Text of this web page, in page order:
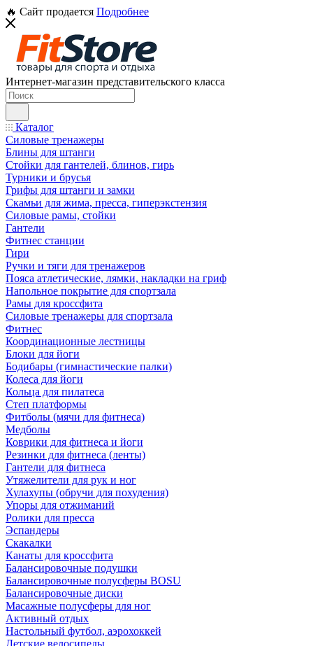
🔥 Сайт продается Подробнее
Интернет-магазин представительского класса
Каталог
Силовые тренажеры
Блины для штанги
Стойки для гантелей, блинов, гирь
Турники и брусья
Грифы для штанги и замки
Скамьи для жима, пресса, гиперэкстензия
Силовые рамы, стойки
Гантели
Фитнес станции
Гири
Ручки и тяги для тренажеров
Пояса атлетические, лямки, накладки на гриф
Напольное покрытие для спортзала
Рамы для кроссфита
Силовые тренажеры для спортзала
Фитнес
Координационные лестницы
Блоки для йоги
Бодибары (гимнастические палки)
Колеса для йоги
Кольца для пилатеса
Степ платформы
Фитболы (мячи для фитнеса)
Медболы
Коврики для фитнеса и йоги
Резинки для фитнеса (ленты)
Гантели для фитнеса
Утяжелители для рук и ног
Хулахупы (обручи для похудения)
Упоры для отжиманий
Ролики для пресса
Эспандеры
Скакалки
Канаты для кроссфита
Балансировочные подушки
Балансировочные полусферы BOSU
Балансировочные диски
Масажные полусферы для ног
Активный отдых
Настольный футбол, аэрохоккей
Детские велосипеды